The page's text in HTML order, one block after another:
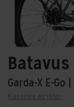
Batavus
Garda-X E-Go
Klassiske elcykler